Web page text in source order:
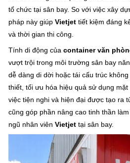
tổ chức tại sân bay. So với việc xây
pháp này giúpVietjet tiết kiệm đáng
và thời gian thi công.
Tính di động củacontainer văn
vượt trội trong môi trường sân bay
dễ dàng di dời hoặc tái cấu trúc
thiết, tối ưu hóa hiệu quả sử dụng
việc tiện nghi và hiện đại được tạo ra
cũng góp phần nâng cao tinh thần
ngũ nhân viênVietjet tại sân bay.